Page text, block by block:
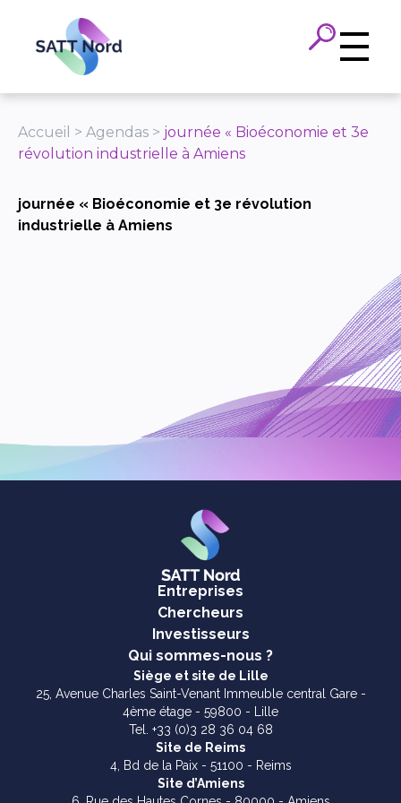
Accueil > Agendas > journée « Bioéconomie et 3e
révolution industrielle à Amiens
journée « Bioéconomie et 3e révolution
industrielle à Amiens
Entreprises
Chercheurs
Investisseurs
Qui sommes-nous ?
Siège et site de Lille
25, Avenue Charles Saint-Venant Immeuble central Gare -
4ème étage - 59800 - Lille
Tel. +33 (0)3 28 36 04 68
Site de Reims
4, Bd de la Paix - 51100 - Reims
Site d’Amiens